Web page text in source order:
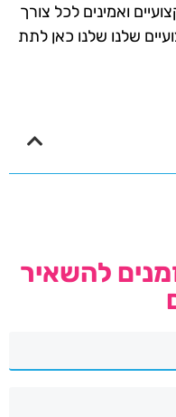
ואמינים לכל צורך
שלנו שלנו כאן לתת
להשאיר